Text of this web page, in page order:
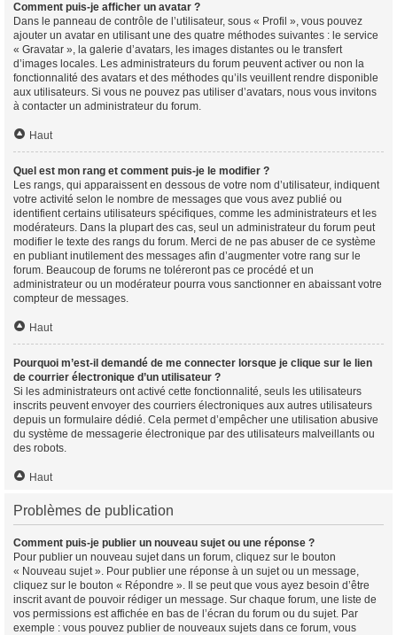
Comment puis-je afficher un avatar ?
Dans le panneau de contrôle de l’utilisateur, sous « Profil », vous pouvez
ajouter un avatar en utilisant une des quatre méthodes suivantes : le service
« Gravatar », la galerie d’avatars, les images distantes ou le transfert
d’images locales. Les administrateurs du forum peuvent activer ou non la
fonctionnalité des avatars et des méthodes qu’ils veuillent rendre disponible
aux utilisateurs. Si vous ne pouvez pas utiliser d’avatars, nous vous invitons
à contacter un administrateur du forum.
Haut
Quel est mon rang et comment puis-je le modifier ?
Les rangs, qui apparaissent en dessous de votre nom d’utilisateur, indiquent
votre activité selon le nombre de messages que vous avez publié ou
identifient certains utilisateurs spécifiques, comme les administrateurs et les
modérateurs. Dans la plupart des cas, seul un administrateur du forum peut
modifier le texte des rangs du forum. Merci de ne pas abuser de ce système
en publiant inutilement des messages afin d’augmenter votre rang sur le
forum. Beaucoup de forums ne toléreront pas ce procédé et un
administrateur ou un modérateur pourra vous sanctionner en abaissant votre
compteur de messages.
Haut
Pourquoi m’est-il demandé de me connecter lorsque je clique sur le lien
de courrier électronique d’un utilisateur ?
Si les administrateurs ont activé cette fonctionnalité, seuls les utilisateurs
inscrits peuvent envoyer des courriers électroniques aux autres utilisateurs
depuis un formulaire dédié. Cela permet d’empêcher une utilisation abusive
du système de messagerie électronique par des utilisateurs malveillants ou
des robots.
Haut
Problèmes de publication
Comment puis-je publier un nouveau sujet ou une réponse ?
Pour publier un nouveau sujet dans un forum, cliquez sur le bouton
« Nouveau sujet ». Pour publier une réponse à un sujet ou un message,
cliquez sur le bouton « Répondre ». Il se peut que vous ayez besoin d’être
inscrit avant de pouvoir rédiger un message. Sur chaque forum, une liste de
vos permissions est affichée en bas de l’écran du forum ou du sujet. Par
exemple : vous pouvez publier de nouveaux sujets dans ce forum, vous